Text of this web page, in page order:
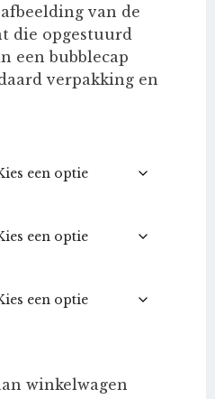
van de
die opgestuurd
een bubblecap
verpakking en
winkelwagen